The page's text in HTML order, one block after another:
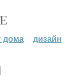
дома дизайн